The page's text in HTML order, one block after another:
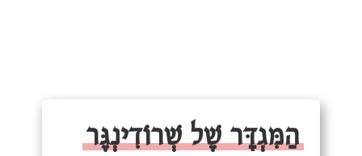
הַמִּגְדָּר שֶׁל שְׁרוֹדִינְגֶּר